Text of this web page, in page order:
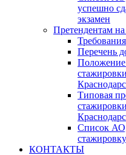
успешно
экзамен
Претендентам
Требования
Перечень
Положение
Типовая
Список
стажировку
КОНТАКТЫ